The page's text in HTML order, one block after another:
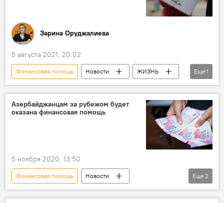
Зарина Оруджалиева
5 августа 2021, 20:02
Финансовая помощь Новости
ЖИЗНЬ
Азербайджан
Еще 1
Азербайджанцам за рубежом будет
оказана финансовая помощь
5 ноября 2020, 13:50
Финансовая помощь
Новости
Экономика
Азербайджан ЖИЗНЬ
Еще 2